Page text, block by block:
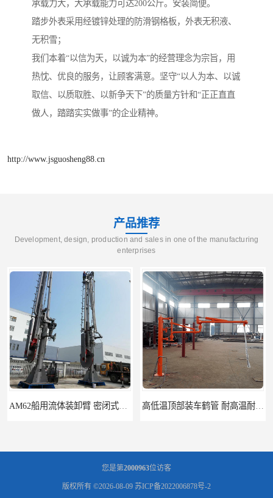
承载力大，大承载能力可达200公斤。安装简便。
踏步外表采用经镀锌处理的防滑钢格板，外表无积液、
无积雪；
我们本着“以信为天，以诚为本”的经营理念为宗旨，用
热忱、优良的服务，让顾客满意。坚守“以人为本、以诚
取信、以质取胜、以新争天下”的质量方针和“正正直直
做人，踏踏实实做事”的企业精神。
http://www.jsguosheng88.cn
产品推荐
Development, design, production and sales in one of the manufacturing
enterprises
鹤管_鹤管销售_鹤管供应商
您是第2000963位访客
版权所有 ©2026-08-09 苏ICP备2022006878号-2